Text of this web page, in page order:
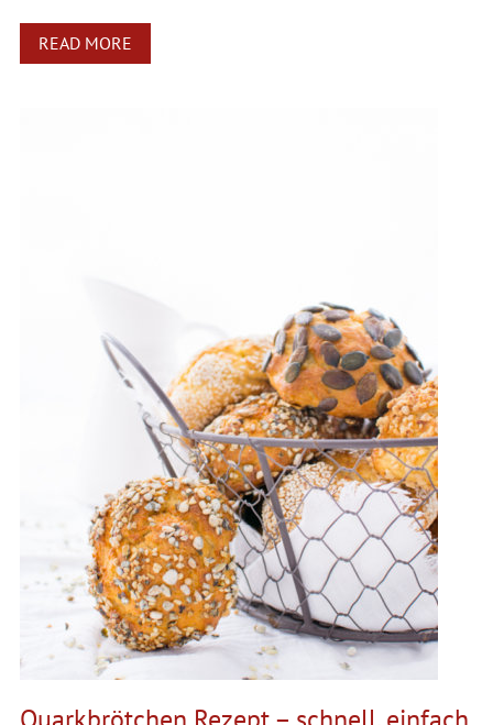
READ MORE